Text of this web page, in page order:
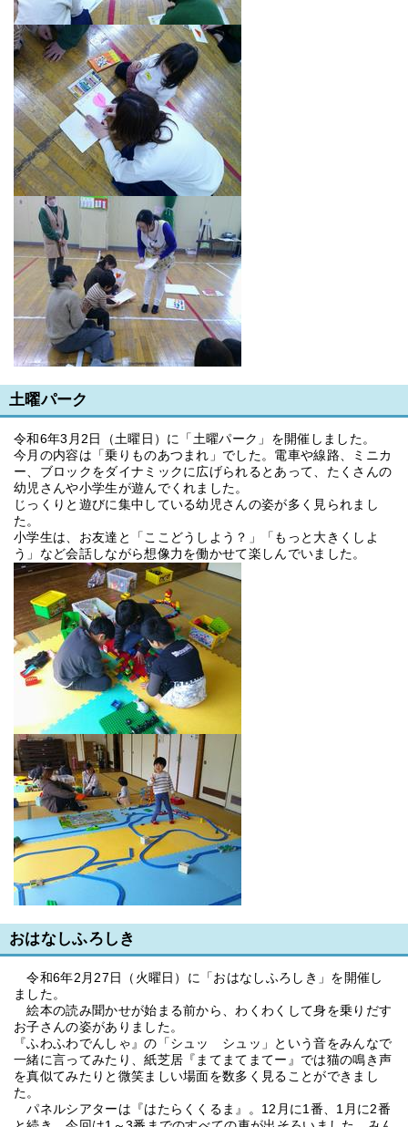
土曜パーク
令和6年3月2日（土曜日）に「土曜パーク」を開催しました。
今月の内容は「乗りものあつまれ」でした。電車や線路、ミニカ
ー、ブロックをダイナミックに広げられるとあって、たくさんの
幼児さんや小学生が遊んでくれました。
じっくりと遊びに集中している幼児さんの姿が多く見られまし
た。
小学生は、お友達と「ここどうしよう？」「もっと大きくしよ
う」など会話しながら想像力を働かせて楽しんでいました。
おはなしふろしき
令和6年2月27日（火曜日）に「おはなしふろしき」を開催し
ました。
絵本の読み聞かせが始まる前から、わくわくして身を乗りだす
お子さんの姿がありました。
『ふわふわでんしゃ』の「シュッ シュッ」という音をみんなで
一緒に言ってみたり、紙芝居『まてまてまてー』では猫の鳴き声
を真似てみたりと微笑ましい場面を数多く見ることができまし
た。
パネルシアターは『はたらくくるま』。12月に1番、1月に2番